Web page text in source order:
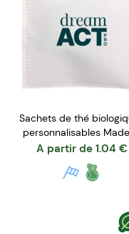
Sachets de thé
personnalisables
France
A partir de 1.04 €